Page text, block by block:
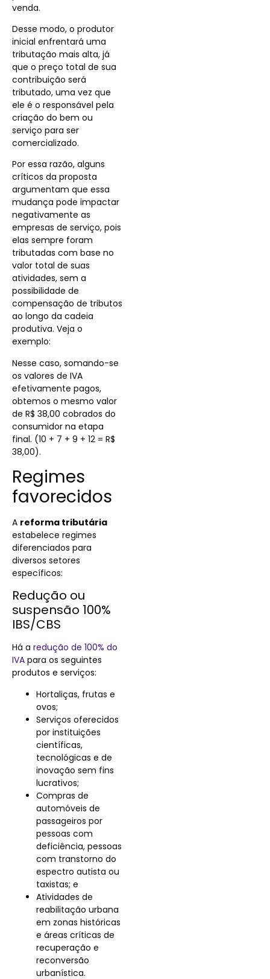
venda.
Desse modo, o produtor
inicial enfrentará uma
tributação mais alta, já
que o preço total de sua
contribuição será
tributado, uma vez que
ele é o responsável pela
criação do bem ou
serviço para ser
comercializado.
Por essa razão, alguns
críticos da proposta
argumentam que essa
mudança pode impactar
negativamente as
empresas de serviço, pois
elas sempre foram
tributadas com base no
valor total de suas
atividades, sem a
possibilidade de
compensação de tributos
ao longo da cadeia
produtiva. Veja o
exemplo:
Nesse caso, somando-se
os valores de IVA
efetivamente pagos,
obtemos o mesmo valor
de R$ 38,00 cobrados do
consumidor na etapa
final. (10 + 7 + 9 + 12 = R$
38,00).
Regimes
favorecidos
A reforma tributária
estabelece regimes
diferenciados para
diversos setores
específicos:
Redução ou
suspensão 100%
IBS/CBS
Há a redução de 100% do
IVA para os seguintes
produtos e serviços:
Hortaliças, frutas e
ovos;
Serviços oferecidos
por instituições
científicas,
tecnológicas e de
inovação sem fins
lucrativos;
Compras de
automóveis de
passageiros por
pessoas com
deficiência, pessoas
com transtorno do
espectro autista ou
taxistas; e
Atividades de
reabilitação urbana
em zonas históricas
e áreas críticas de
recuperação e
reconversão
urbanística.